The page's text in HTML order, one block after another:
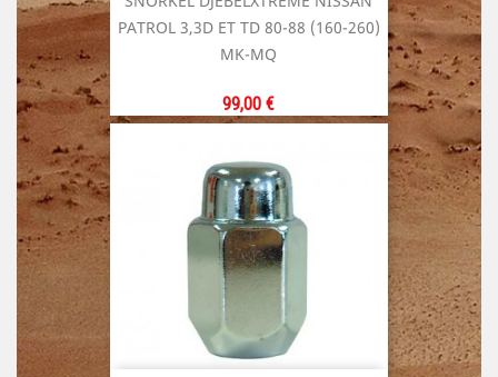
PATROL 3,3D ET TD 80-88 (160-260)
MK-MQ
Prix
99,00 €